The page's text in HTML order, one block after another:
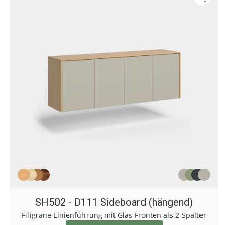
SH502 - D111 Sideboard (hängend)
Filigrane Linienführung mit Glas-Fronten als 2-Spalter